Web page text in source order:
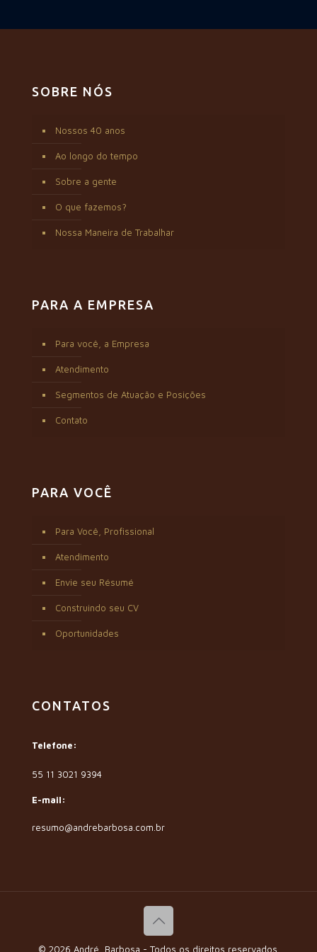
SOBRE NÓS
Nossos 40 anos
Ao longo do tempo
Sobre a gente
O que fazemos?
Nossa Maneira de Trabalhar
PARA A EMPRESA
Para você, a Empresa
Atendimento
Segmentos de Atuação e Posições
Contato
PARA VOCÊ
Para Você, Profissional
Atendimento
Envie seu Résumé
Construindo seu CV
Oportunidades
CONTATOS
Telefone:
55 11 3021 9394
E-mail:
resumo@andrebarbosa.com.br
© 2026 André, Barbosa - Todos os direitos reservados.